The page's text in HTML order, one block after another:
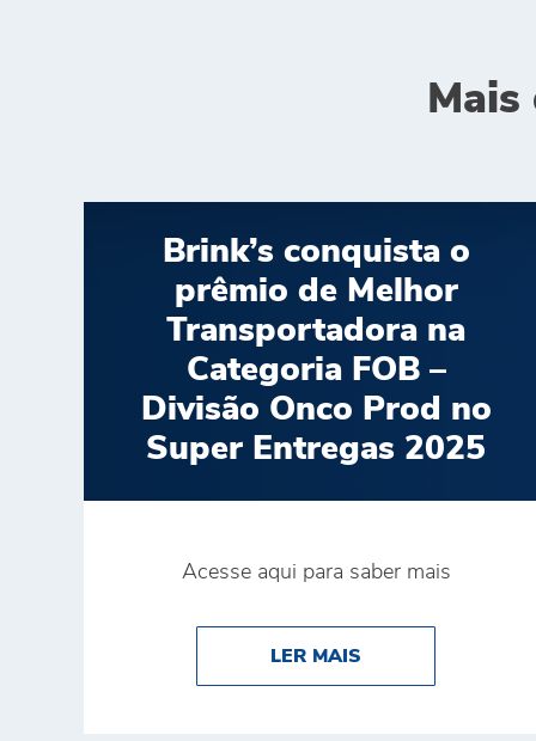
Brink’s conquista o
prêmio de Melhor
Transportadora na
Categoria FOB –
Divisão Onco Prod no
Super Entregas 2025
Acesse aqui para saber mais
LER MAIS